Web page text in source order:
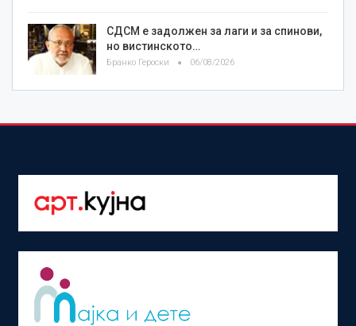
СДСМ е задолжен за лаги и за спинови,
но вистинското…
Бранко Героски 06/08/2026